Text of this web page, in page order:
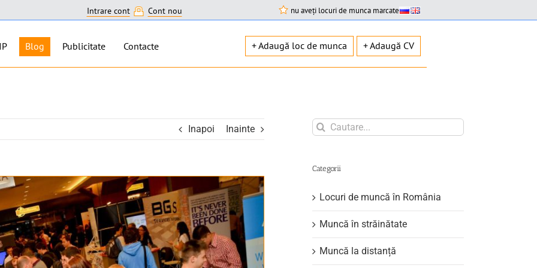
Intrare cont Cont nou nu aveți locuri de munca marcate
Blog Publicitate Contacte + Adaugă loc de munca + Adaugă CV
Inapoi Inainte
Search
for:
Categorii
Locuri de muncă în România
Muncă în străinătate
Muncă la distanță